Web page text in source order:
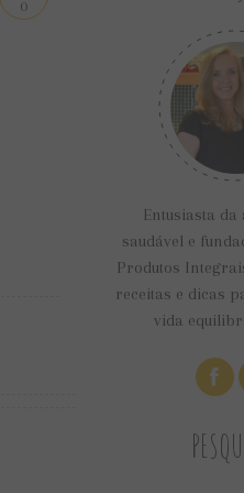
0
Entusiasta
saudável e
Produtos
receitas e dicas
vida